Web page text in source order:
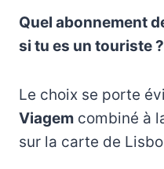
Quel abonnement
si tu es un touriste ?
Le choix se porte
Viagem combiné à
sur la carte de